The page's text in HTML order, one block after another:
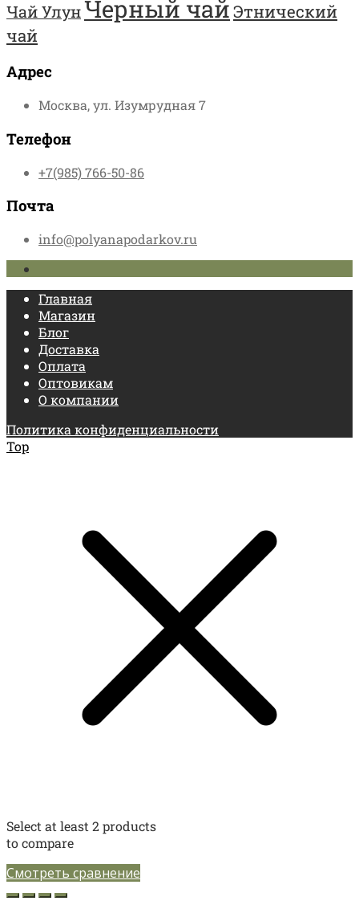
Чай УлунЧерный чайЭтнический
чай
Адрес
Москва, ул. Изумрудная 7
Телефон
+7(985) 766-50-86
Почта
info@polyanapodarkov.ru
Главная
Магазин
Блог
Доставка
Оплата
Оптовикам
О компании
Политика конфиденциальности
Top
Select at least 2 products
to compare
Смотреть сравнение